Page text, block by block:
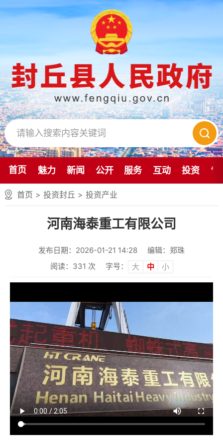
首页 魅力 新闻 公开 服务 互动 投资 专
首页 > 投资封丘 > 投资产业
河南海泰重工有限公司
发布日期：2026-01-21 14:28
编辑：郑珠
阅读： 331 次 字号： 大 中 小